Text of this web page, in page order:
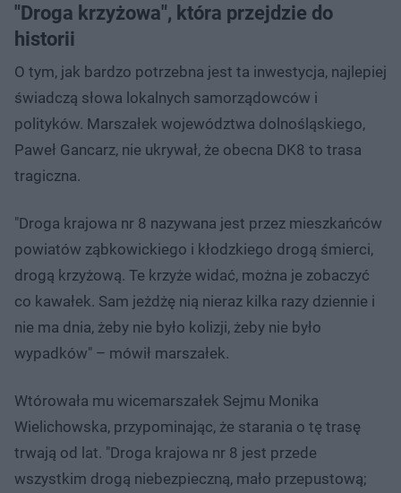
"Droga krzyżowa", która przejdzie do
historii
O tym, jak bardzo potrzebna jest ta inwestycja, najlepiej
świadczą słowa lokalnych samorządowców i
polityków. Marszałek województwa dolnośląskiego,
Paweł Gancarz, nie ukrywał, że obecna DK8 to trasa
tragiczna.
"Droga krajowa nr 8 nazywana jest przez mieszkańców
powiatów ząbkowickiego i kłodzkiego drogą śmierci,
drogą krzyżową. Te krzyże widać, można je zobaczyć
co kawałek. Sam jeżdżę nią nieraz kilka razy dziennie i
nie ma dnia, żeby nie było kolizji, żeby nie było
wypadków" – mówił marszałek.
Wtórowała mu wicemarszałek Sejmu Monika
Wielichowska, przypominając, że starania o tę trasę
trwają od lat. "Droga krajowa nr 8 jest przede
wszystkim drogą niebezpieczną, mało przepustową;